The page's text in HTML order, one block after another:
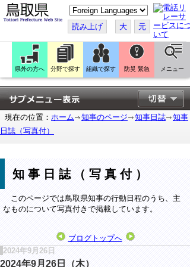
こ
の
ペ
ー
ジ
翻
訳
す
る
読み上げ 大 元
県外の方へ 分野で探す 組織で探す 防災 緊急 メニュー
現在の位置： ホーム 知事のページ 知事日誌
知事
日誌（写真付）
知事日誌（写真付）
このページでは鳥取県知事の行動日程のうち、主
なものについて写真付きで掲載しています。
ブログトップへ
2024年9月26日
2024年9月26日（木）